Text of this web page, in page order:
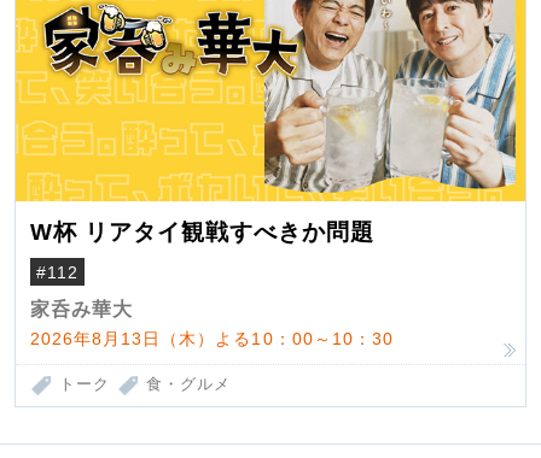
W杯 リアタイ観戦すべきか問題
#112
家呑み華大
2026年8月13日（木）よる10：00～10：30
トーク 食・グルメ